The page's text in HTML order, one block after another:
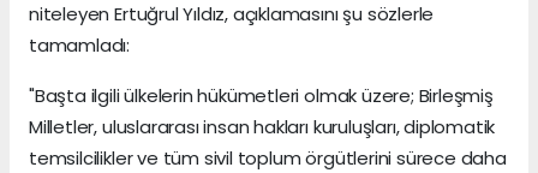
niteleyen Ertuğrul Yıldız, açıklamasını şu sözlerle
tamamladı:
"Başta ilgili ülkelerin hükümetleri olmak üzere; Birleşmiş
Milletler, uluslararası insan hakları kuruluşları, diplomatik
temsilcilikler ve tüm sivil toplum örgütlerini sürece daha